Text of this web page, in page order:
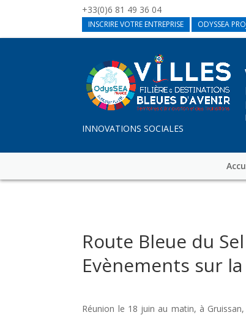
+33(0)6 81 49 36 04
INSCRIRE VOTRE ENTREPRISE ODYSSEA
INNOVATIONS SOCIALES
Route Bleue du
Evènements sur
Réunion le 18 juin au matin, à